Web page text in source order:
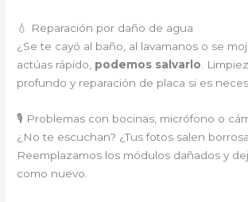
💧 Reparación por daño de agua
¿Se te cayó al baño, al lavamanos o se
actúas rápido, podemos salvarlo.
profundo y reparación de placa si es
🎙️ Problemas con bocinas, micrófono o
¿No te escuchan? ¿Tus fotos salen
Reemplazamos los módulos dañados y
como nuevo.